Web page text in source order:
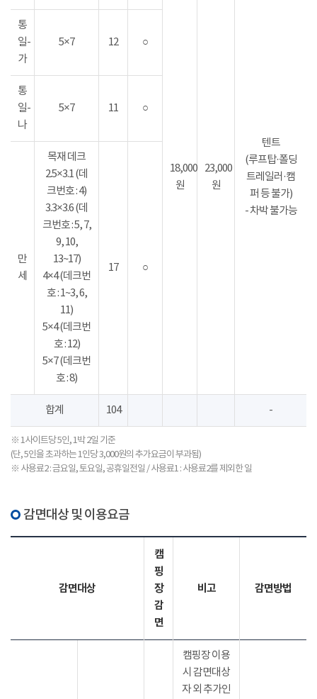
18,000
원
23,000
원
텐트
(루프탑·폴딩
트레일러·캠
퍼 등 불가)
- 차박 불가능
통
일-
가
5×7 12 ○
통
일-
나
5×7 11 ○
만
세
목재 데크
2.5×3.1 (데
크번호 : 4)
3.3×3.6 (데
크번호 : 5, 7,
9, 10,
13~17)
4×4 (데크번
호 : 1~3, 6,
11)
5×4 (데크번
호 : 12)
5×7 (데크번
호 : 8)
17 ○
합계 104 -
※ 1사이트당 5인, 1박 2일 기준
(단, 5인을 초과하는 1인당 3,000원의 추가요금이 부과됨)
※ 사용료2 : 금요일, 토요일, 공휴일전일 / 사용료1 : 사용료2를 제외한 일
감면대상 및 이용요금
감면대상
캠
핑
장
감
면
비고 감면방법
캠핑장 이용
시 감면대상
자 외 추가인